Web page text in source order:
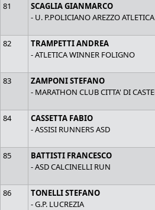
81
SCAGLIA GIANMARCO
- U. P.POLICIANO AREZZO ATLETICA
82
TRAMPETTI ANDREA
- ATLETICA WINNER FOLIGNO
83
ZAMPONI STEFANO
- MARATHON CLUB CITTA' DI
84
CASSETTA FABIO
- ASSISI RUNNERS ASD
85
BATTISTI FRANCESCO
- ASD CALCINELLI RUN
86
TONELLI STEFANO
- G.P. LUCREZIA